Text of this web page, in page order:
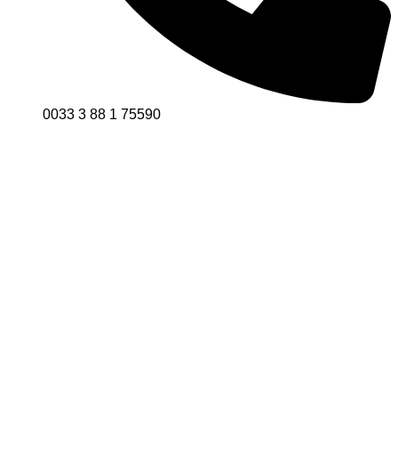
0033 3 88 1 75590